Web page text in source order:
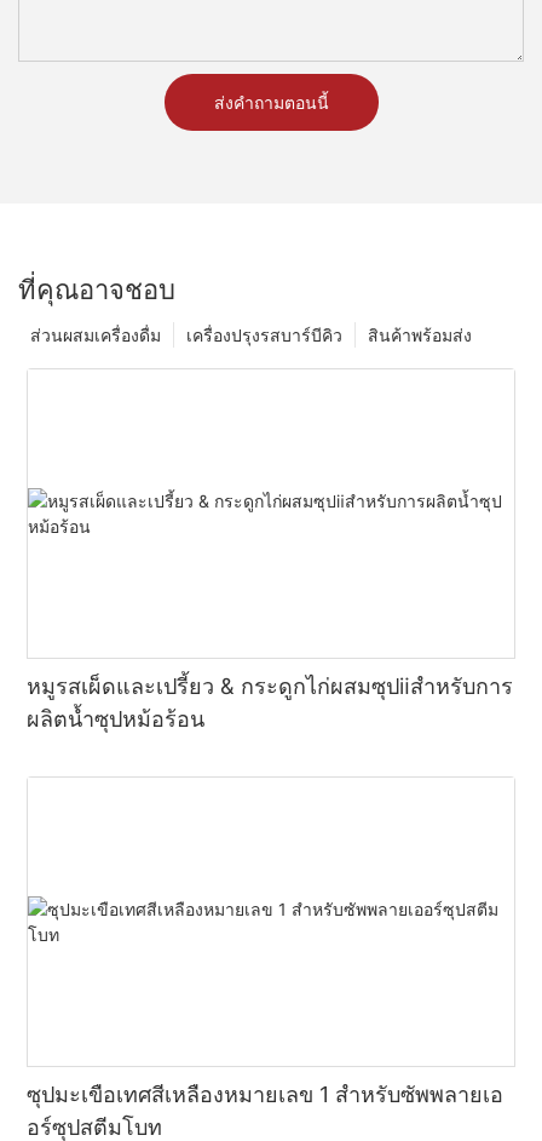
ส่งคำถามตอนนี้
ที่คุณอาจชอบ
สินค้าพร้อมส่ง
เครื่องปรุงรสบาร์บีคิว
ส่วนผสมเครื่องดื่ม
หมูรสเผ็ดและเปรี้ยว & กระดูกไก่ผสมซุปⅱสำหรับการ
ผลิตน้ำซุปหม้อร้อน
ซุปมะเขือเทศสีเหลืองหมายเลข 1 สำหรับซัพพลายเอ
อร์ซุปสตีมโบท